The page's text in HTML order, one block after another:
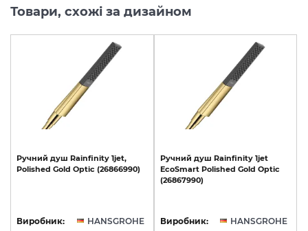
Товари, схожі за дизайном
Ручний душ Rainfinity 1jet,
Polished Gold Optic (26866990)
Виробник: HANSGROHE
Ручний душ Rainfinity 1jet
EcoSmart Polished Gold Optic
(26867990)
Виробник: HANSGROHE